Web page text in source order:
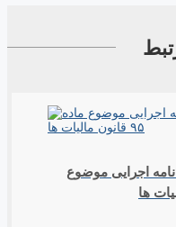
زمانی ماده ۶ آیین نامه اجرایی موضوع